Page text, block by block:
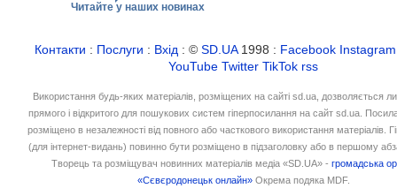
Читайте у наших новинах
Контакти : Послуги : Вхід : ©SD.UA1998 : Facebook Instagram
YouTube Twitter TikTok rss
Використання будь-яких матеріалів, розміщених на сайті sd.ua, дозволяється
прямого і відкритого для пошукових систем гіперпосилання на сайт sd.ua.
розміщено в незалежності від повного або часткового використання матеріалів.
(для інтернет-видань) повинно бути розміщено в підзаголовку або в першому
Творець та розміщувач новинних матеріалів медіа «SD.UA» -громадська
«Сєвєродонецьк онлайн» Окрема подяка MDF.